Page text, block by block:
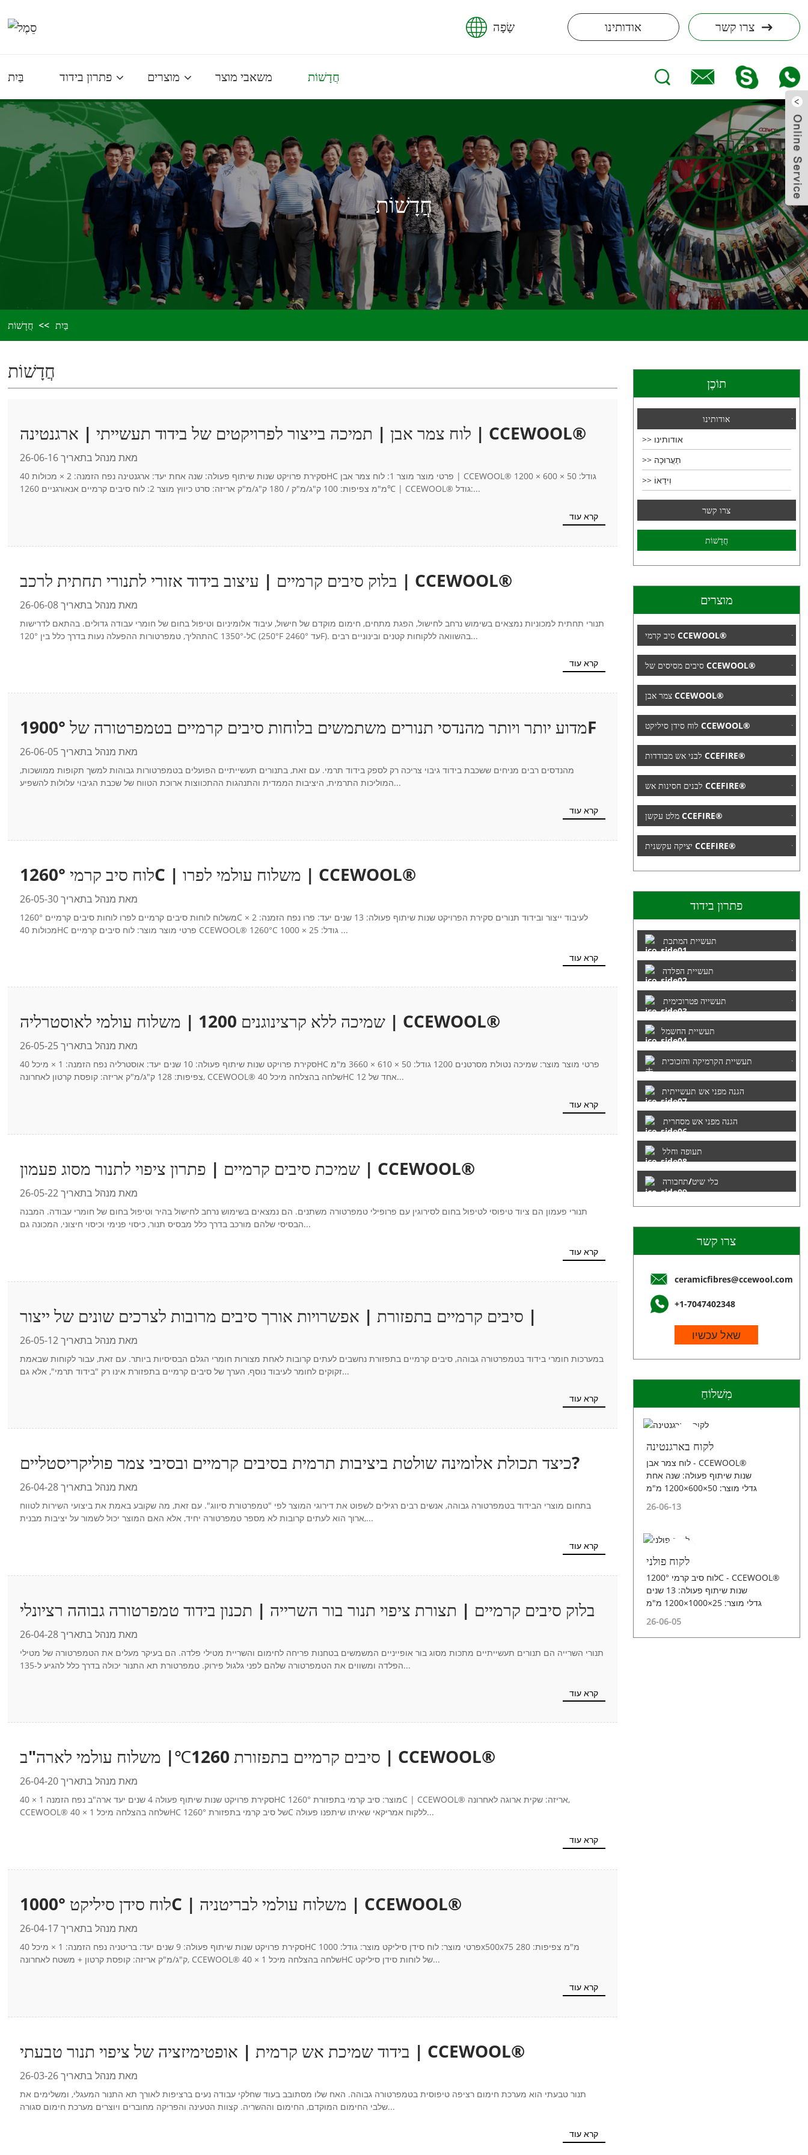
שָׂפָה אודותינו צרו קשר
בַּיִת פתרון בידוד מוצרים משאבי מוצר חֲדָשׁוֹת
חֲדָשׁוֹת
בַּיִת חֲדָשׁוֹת
תוֹכֶן
אודותינו
אודותינו
תַעֲרוּכָה
וִידֵאוֹ
צרו קשר
חֲדָשׁוֹת
מוצרים
סיב קרמי CCEWOOL®
סיבים מסיסים של CCEWOOL®
צמר אבן CCEWOOL®
לוח סידן סיליקט CCEWOOL®
לבני אש מבודדות CCEFIRE®
לבנים חסינות אש CCEFIRE®
מלט עקשן CCEFIRE®
יציקה עקשנית CCEFIRE®
פתרון בידוד
תעשיית המתכת
תעשיית הפלדה
תעשייה פטרוכימית
תעשיית החשמל
תעשיית הקרמיקה והזכוכית
הגנה מפני אש תעשייתית
הגנה מפני אש מסחרית
תעופה וחלל
כלי שיט/תחבורה
צרו קשר
ceramicfibres@ccewool.com
+1-7047402348
שאל עכשיו
מִשׁלוֹחַ
לקוח בארגנטינה
לוח צמר אבן - CCEWOOL®
שנות שיתוף פעולה: שנה אחת
גדלי מוצר: 50×600×1200 מ"מ
26-06-13
לקוח פולני
לוח סיב קרמי 1200°C - CCEWOOL®
שנות שיתוף פעולה: 13 שנים
גדלי מוצר: 25×1000×1200 מ"מ
26-06-05
חֲדָשׁוֹת
לוח צמר אבן | תמיכה בייצור לפרויקטים של בידוד תעשייתי | ארגנטינה | CCEWOOL®
מאת מנהל בתאריך 26-06-16
סקירת פרויקט שנות שיתוף פעולה: שנה אחת יעד: ארגנטינה נפח הזמנה: 2 × מכולות 40HC פרטי מוצר מוצר 1: לוח צמר אבן | CCEWOOL® גודל: 50 × 600 × 1200
מ"מ צפיפות: 100 ק"ג/מ"ק / 180 ק"ג/מ"ק אריזה: סרט כיווץ מוצר 2: לוח סיבים קרמיים אנאורגניים 1260℃ | CCEWOOL® גודל:...
קרא עוד
בלוק סיבים קרמיים | עיצוב בידוד אזורי לתנורי תחתית לרכב | CCEWOOL®
מאת מנהל בתאריך 26-06-08
תנורי תחתית למכוניות נמצאים בשימוש נרחב לחישול, הפגת מתחים, חימום מוקדם של חישול, עיבוד אלומיניום וטיפול בחום של חומרי עבודה גדולים. בהתאם לדרישות
התהליך, טמפרטורות ההפעלה נעות בדרך כלל בין 120°C ל-1350°C (250°F עד 2460°F). בהשוואה ללקוחות קטנים ובינוניים רבים...
קרא עוד
מדוע יותר ויותר מהנדסי תנורים משתמשים בלוחות סיבים קרמיים בטמפרטורה של 1900°F
כגיבוי בידוד?
מאת מנהל בתאריך 26-06-05
מהנדסים רבים מניחים ששכבת בידוד גיבוי צריכה רק לספק בידוד תרמי. עם זאת, בתנורים תעשייתיים הפועלים בטמפרטורות גבוהות למשך תקופות ממושכות,
המוליכות התרמית, היציבות הממדית והתנהגות ההתכווצות ארוכת הטווח של שכבת הגיבוי עלולות להשפיע...
קרא עוד
לוח סיב קרמי 1260°C | משלוח עולמי לפרו | CCEWOOL®
מאת מנהל בתאריך 26-05-30
משלוח לוחות סיבים קרמיים לפרו לוחות סיבים קרמיים 1260°C לעיבוד ייצור ובידוד תנורים סקירת הפרויקט שנות שיתוף פעולה: 13 שנים יעד: פרו נפח הזמנה: 2 ×
מכולות 40HC פרטי מוצר מוצר: לוח סיבים קרמיים CCEWOOL® 1260°C גודל: 25 × 1000 ...
קרא עוד
שמיכה ללא קרצינוגנים 1200 | משלוח עולמי לאוסטרליה | CCEWOOL®
מאת מנהל בתאריך 26-05-25
סקירת פרויקט שנות שיתוף פעולה: 10 שנים יעד: אוסטרליה נפח הזמנה: 1 × מיכל 40HC פרטי מוצר מוצר: שמיכה נטולת מסרטנים 1200 גודל: 50 × 610 × 3660 מ"מ
צפיפות: 128 ק"ג/מ"ק אריזה: קופסת קרטון לאחרונה, CCEWOOL® שלחה בהצלחה מיכל 40HC אחד של 12...
קרא עוד
שמיכת סיבים קרמיים | פתרון ציפוי לתנור מסוג פעמון | CCEWOOL®
מאת מנהל בתאריך 26-05-22
תנורי פעמון הם ציוד טיפוסי לטיפול בחום לסירוגין עם פרופילי טמפרטורה משתנים. הם נמצאים בשימוש נרחב לחישול בהיר וטיפול בחום של חומרי עבודה. המבנה
הבסיסי שלהם מורכב בדרך כלל מבסיס תנור, כיסוי פנימי וכיסוי חיצוני, המכונה גם...
קרא עוד
סיבים קרמיים בתפזורת | אפשרויות אורך סיבים מרובות לצרכים שונים של ייצור |
CCEWOOL®
מאת מנהל בתאריך 26-05-12
במערכות חומרי בידוד בטמפרטורה גבוהה, סיבים קרמיים בתפזורת נחשבים לעתים קרובות לאחת מצורות חומרי הגלם הבסיסיות ביותר. עם זאת, עבור לקוחות שבאמת
זקוקים לחומר לעיבוד נוסף, הערך של סיבים קרמיים בתפזורת אינו רק "בידוד תרמי", אלא גם...
קרא עוד
כיצד תכולת אלומינה שולטת ביציבות תרמית בסיבים קרמיים ובסיבי צמר פוליקריסטליים?
מאת מנהל בתאריך 26-04-28
בתחום מוצרי הבידוד בטמפרטורה גבוהה, אנשים רבים רגילים לשפוט את דירוגי המוצר לפי "טמפרטורת סיווג". עם זאת, מה שקובע באמת את ביצועי השירות לטווח
ארוך הוא לעתים קרובות לא מספר טמפרטורה יחיד, אלא האם המוצר יכול לשמור על יציבות מבנית,...
קרא עוד
בלוק סיבים קרמיים | תצורת ציפוי תנור בור השרייה | תכנון בידוד טמפרטורה גבוהה רציונלי
מאת מנהל בתאריך 26-04-28
תנורי השרייה הם תנורים תעשייתיים מתכות מסוג בור אופייניים המשמשים בטחנות פריחה לחימום והשריית מטילי פלדה. הם בעיקר מעלים את הטמפרטורה של מטילי
הפלדה ומשווים את הטמפרטורה שלהם לפני גלגול פירוק. טמפרטורת תא התנור יכולה בדרך כלל להגיע ל-135...
קרא עוד
סיבים קרמיים בתפזורת 1260℃| משלוח עולמי לארה"ב | CCEWOOL®
מאת מנהל בתאריך 26-04-20
סקירת פרויקט שנות שיתוף פעולה 4 שנים יעד ארה"ב נפח הזמנה 1 × 40HC מוצר: סיב קרמי בתפזורת 1260°C | CCEWOOL® אריזה: שקית ארוגה לאחרונה,
CCEWOOL® שלחה בהצלחה מיכל 1 × 40HC של סיב קרמי בתפזורת 1260°C ללקוח אמריקאי שאיתו שיתפנו פעולה...
קרא עוד
לוח סידן סיליקט 1000°C | משלוח עולמי לבריטניה | CCEWOOL®
מאת מנהל בתאריך 26-04-17
סקירת פרויקט שנות שיתוף פעולה: 9 שנים יעד: בריטניה נפח הזמנה: 1 × מיכל 40HC פרטי מוצר: לוח סידן סיליקט מוצר: גודל: 1000x500x75 מ"מ צפיפות: 280
ק"ג/מ"ק אריזה: קופסת קרטון + משטח לאחרונה, CCEWOOL® שלחה בהצלחה מיכל 1 × 40HC של לוחות סידן סיליקט...
קרא עוד
בידוד שמיכת אש קרמית | אופטימיזציה של ציפוי תנור טבעתי | CCEWOOL®
מאת מנהל בתאריך 26-03-26
תנור טבעתי הוא מערכת חימום רציפה טיפוסית בטמפרטורה גבוהה. האח שלו מסתובב בעוד שחלקי עבודה נעים ברציפות לאורך תא התנור המעגלי, ומשלימים את
שלבי החימום המוקדם, החימום וההשריה. קצוות הטעינה והפריקה מחוברים ויוצרים מערכת חימום סגורה...
קרא עוד